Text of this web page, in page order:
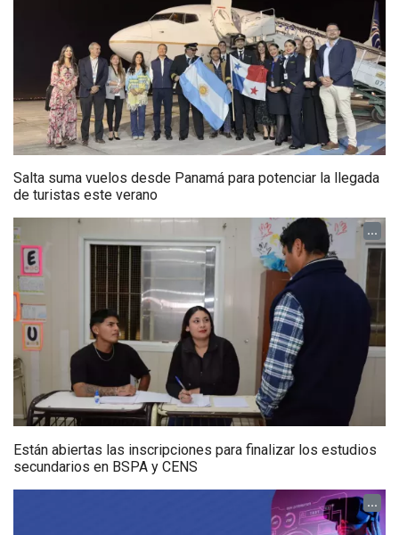
Salta suma vuelos desde Panamá para potenciar la llegada
de turistas este verano
...
Están abiertas las inscripciones para finalizar los estudios
secundarios en BSPA y CENS
...